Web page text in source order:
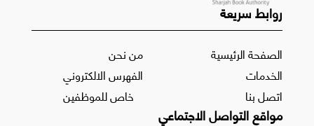
روابط سريعة
الصفحة الرئيسية
من نحن
الخدمات
الفهرس الالكتروني
اتصل بنا
خاص للموظفين
مواقع التواصل الاجتماعي